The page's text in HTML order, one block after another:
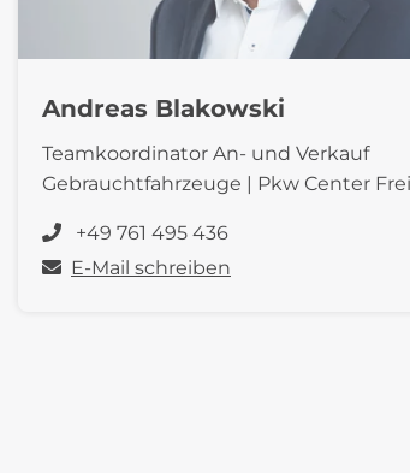
Andreas Blakowski
Teamkoordinator An- und Verkauf
Gebrauchtfahrzeuge | Pkw Center
+49 761 495 436
E-Mail schreiben